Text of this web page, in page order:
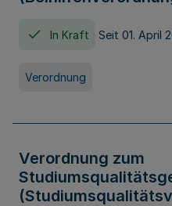
In Kraft Seit 01. April
Verordnung
Verordnung zum